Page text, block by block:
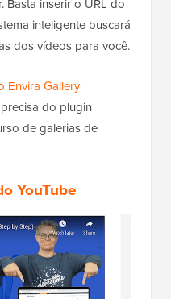
Basta inserir o URL do
inteligente buscará
dos vídeos para você.
Envira Gallery
do plugin
de galerias de
YouTube